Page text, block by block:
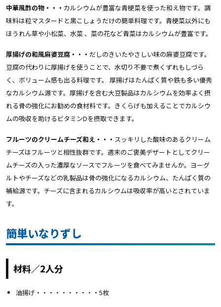
中華風酢の物・・・ カルシウムが豊富な青梗菜を使った和え物です。調
味料は粒マスタードと黒こしょうだけの簡単料理です。青梗菜以外にも
ほうれん草や小松菜、水菜 、菜の花など青菜はカルシウムが豊富です。
厚揚げの和風麻婆豆腐・・・ だしのきいたやさしい味の麻婆豆腐です。
豆腐の代わりに厚揚げを使うことで、水切り不要で煮くずれもしづら
く、ボリューム感も出る料理です。 厚揚げはたんぱく質や鉄も多い優秀
なカルシウム源です。厚揚げを含む大豆製品はカルシウムを効率よく摂
れる骨の強化にお勧めの食材料です。きくらげも加えることでカルシウ
ムの吸収を助けるビタミンDを摂取できます。
フルーツのクリームチーズ和え・・・ スッキリした酸味のあるクリーム
チーズはフルーツと相性抜群です。週末のご褒美デザートとしてクリー
ムチーズの入った濃厚なソースでフルーツを食べてみませんか。ヨーグ
ルトやチーズなどの乳製品は骨の強化になるカルシウム、たんぱく質の
補給源です。チーズに含まれるカルシウムは吸収率が高いとされていま
す。
簡単いなりずし
材料／2人分
油揚げ・・・・・・・・・・5枚